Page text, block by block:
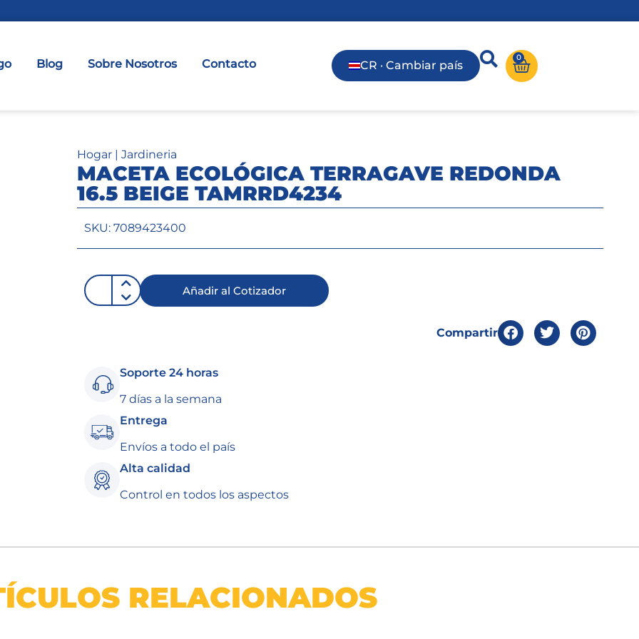
Blog Sobre Nosotros Contacto CR · Cambiar país
0
Hogar| Jardineria
MACETA ECOLÓGICA TERRAGAVE REDONDA
16.5 BEIGE TAMRRD4234
SKU: 7089423400
Añadir al Cotizador
Compartir
Soporte 24 horas
7 días a la semana
Entrega
Envíos a todo el país
Alta calidad
Control en todos los aspectos
RELACIONADOS